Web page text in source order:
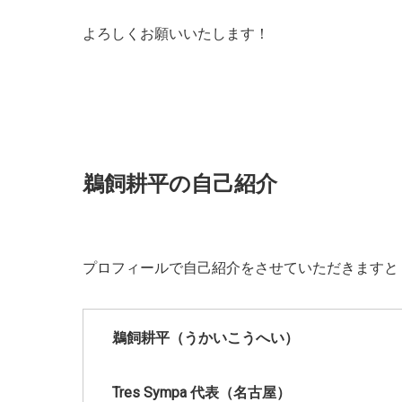
よろしくお願いいたします！
鵜飼耕平の自己紹介
プロフィールで自己紹介をさせていただきます
鵜飼耕平（うかいこうへい）
Tres Sympa 代表（名古屋）